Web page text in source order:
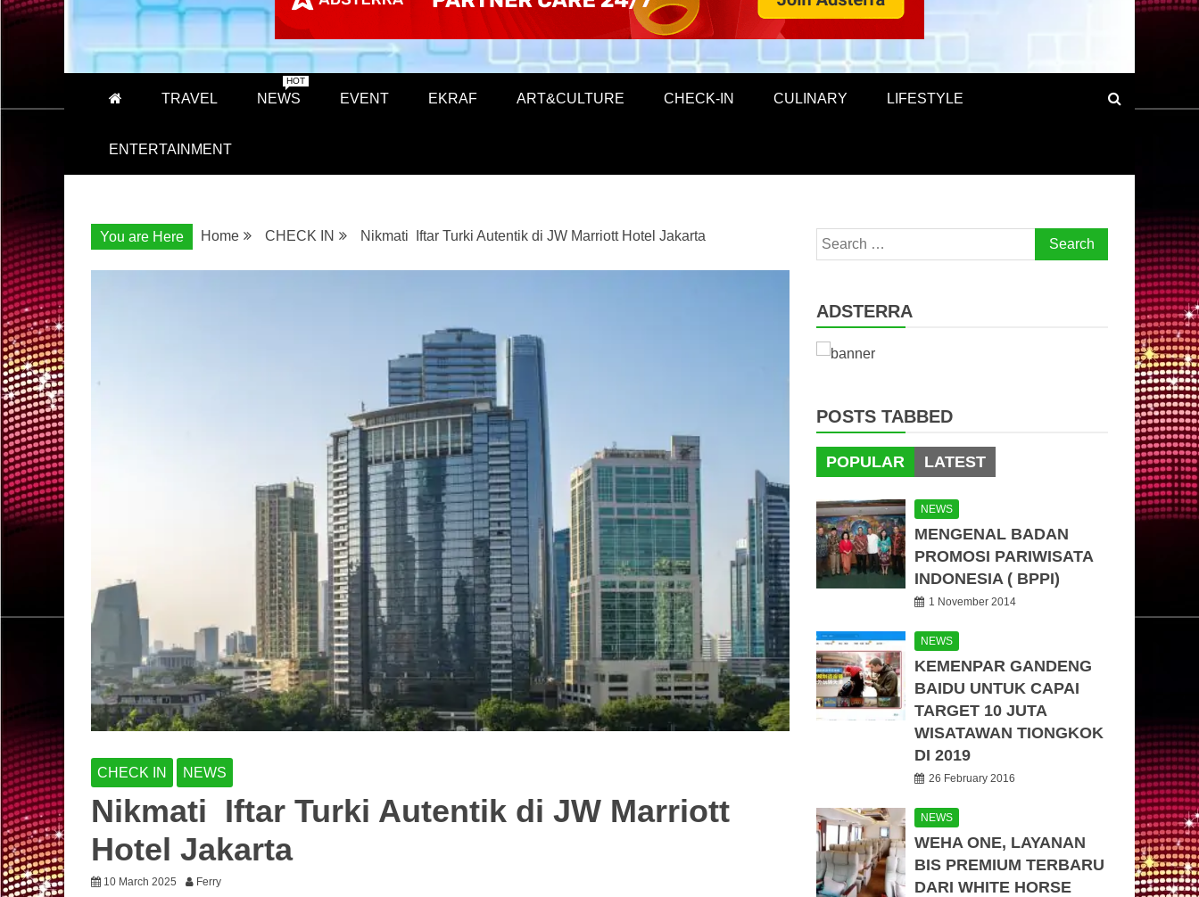
TRAVEL NEWS
HOT
EVENT EKRAF ART&CULTURE CHECK-IN CULINARY LIFESTYLE
ENTERTAINMENT
You are Here Home CHECK IN Nikmati Iftar Turki Autentik di JW Marriott Hotel Jakarta
CHECK IN NEWS
Nikmati Iftar Turki Autentik di JW Marriott
Hotel Jakarta
10 March 2025 Ferry
Search
for:
ADSTERRA
POSTS TABBED
POPULAR LATEST
NEWS
MENGENAL BADAN
PROMOSI PARIWISATA
INDONESIA ( BPPI)
1 November 2014
NEWS
KEMENPAR GANDENG
BAIDU UNTUK CAPAI
TARGET 10 JUTA
WISATAWAN TIONGKOK
DI 2019
26 February 2016
NEWS
WEHA ONE, LAYANAN
BIS PREMIUM TERBARU
DARI WHITE HORSE